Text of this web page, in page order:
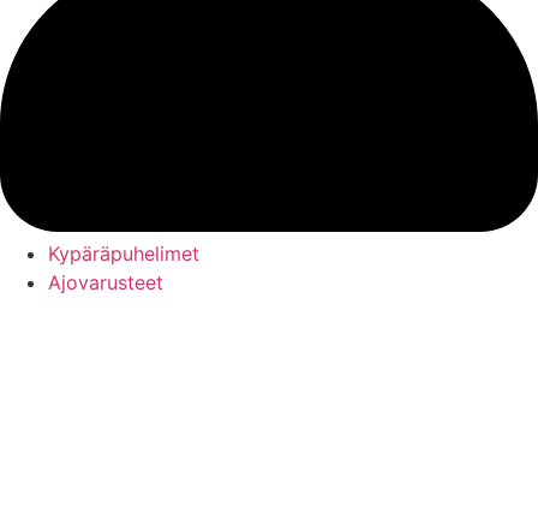
Kypäräpuhelimet
Ajovarusteet